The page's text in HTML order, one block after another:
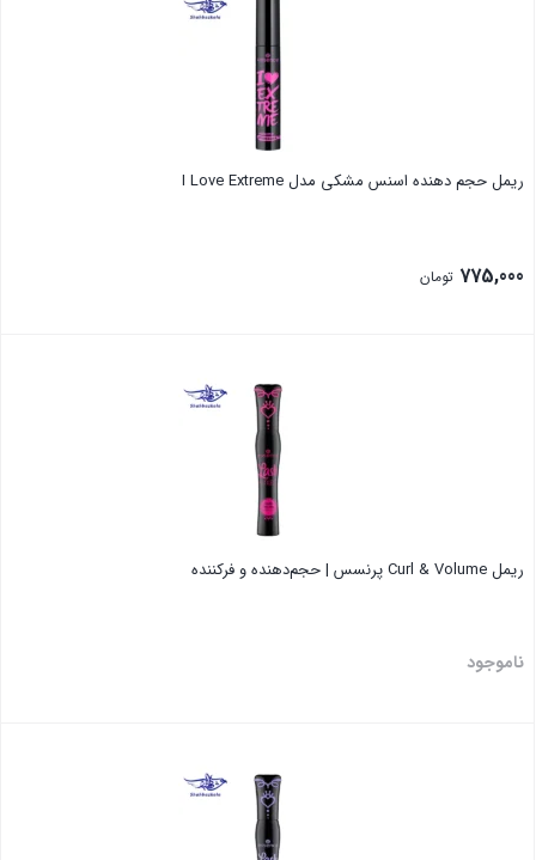
ریمل حجم دهنده اسنس مشکی مدل I Love Extreme
775,000 تومان
ریمل Curl & Volume پرنسس | حجم‌دهنده و فرکننده
ناموجود